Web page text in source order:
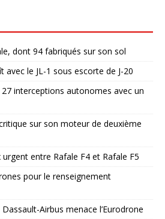
dont 94 fabriqués sur son sol
avec le JL-1 sous escorte de J-20
27 interceptions autonomes avec un
sur son moteur de deuxième
entre Rafale F4 et Rafale F5
pour le renseignement
Airbus menace l’Eurodrone